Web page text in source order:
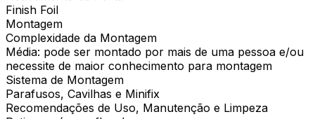
Finish Foil
Montagem
Complexidade da Montagem
Média: pode ser montado por mais de uma pessoa e/ou
necessite de maior conhecimento para montagem
Sistema de Montagem
Parafusos, Cavilhas e Minifix
Recomendações de Uso, Manutenção e Limpeza